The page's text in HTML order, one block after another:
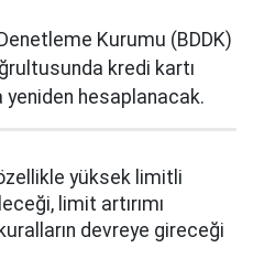
Kurumu (BDDK)
kredi kartı
yeniden hesaplanacak.
yüksek limitli
limit artırımı
devreye gireceği